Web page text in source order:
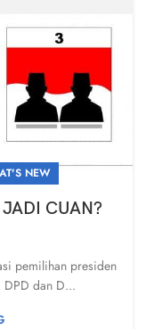
NEW
CUAN?
pemilihan presiden
DPD dan D...